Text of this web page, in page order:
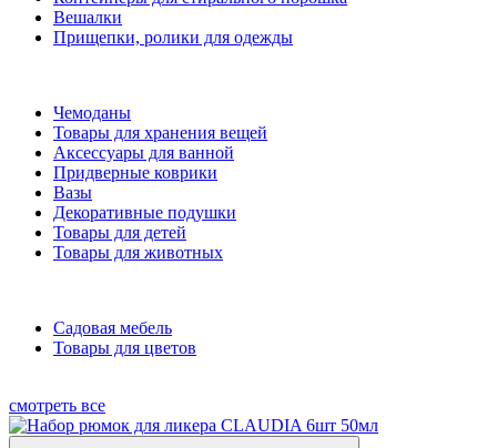
Вешалки
Прищепки, ролики для одежды
Чемоданы
Товары для хранения вещей
Аксессуары для ванной
Придверные коврики
Вазы
Декоративные подушки
Товары для детей
Товары для животных
Садовая мебель
Товары для цветов
смотреть все